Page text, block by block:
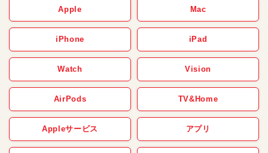
Apple Mac
iPhone iPad
Watch Vision
AirPods TV&Home
Appleサービス アプリ